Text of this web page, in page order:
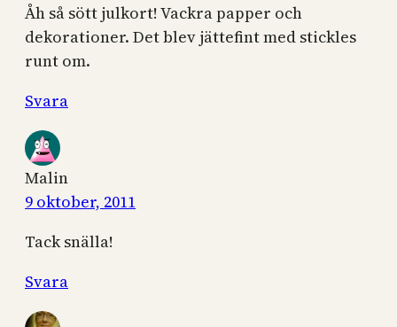
Åh så sött julkort! Vackra papper och
dekorationer. Det blev jättefint med stickles
runt om.
Svara
Malin
9 oktober, 2011
Tack snälla!
Svara